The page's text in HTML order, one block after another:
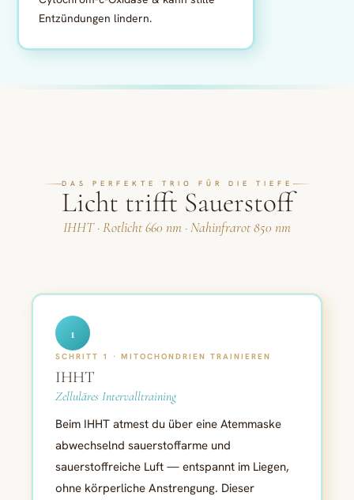
Entzündungen lindern.
DAS PERFEKTE TRIO FÜR D IE TIEFE
Licht trifft Sauerstoff
IHHT · Rotlicht 660 nm · Nahinfrarot 850 nm
1
SCHRITT 1 · MITOCHONDRIEN TRAINIEREN
IHHT
Zelluläres Intervalltraining
Beim IHHT atmest du über eine Atemmaske
abwechselnd sauerstoffarme und
sauerstoffreiche Luft — entspannt im Liegen,
ohne körperliche Anstrengung. Dieser